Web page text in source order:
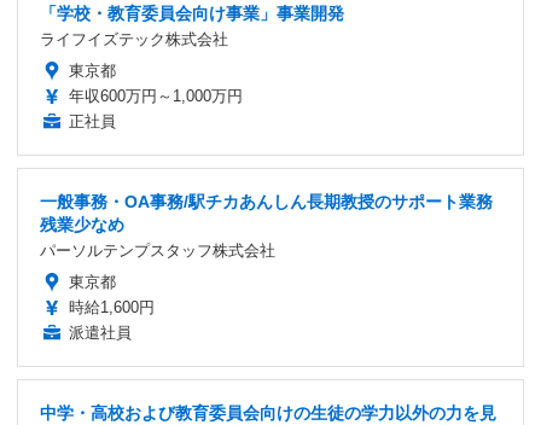
「学校・教育委員会向け事業」事業開発
ライフイズテック株式会社
東京都
年収600万円～1,000万円
正社員
一般事務・OA事務/駅チカあんしん長期教授のサポート業務
残業少なめ
パーソルテンプスタッフ株式会社
東京都
時給1,600円
派遣社員
中学・高校および教育委員会向けの生徒の学力以外の力を見